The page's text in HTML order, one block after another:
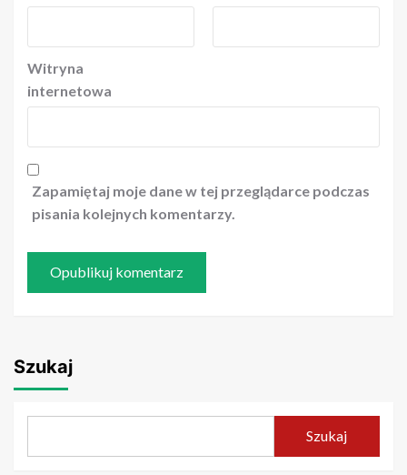
Witryna
internetowa
Zapamiętaj moje dane w tej przeglądarce podczas
pisania kolejnych komentarzy.
Szukaj
Szukaj